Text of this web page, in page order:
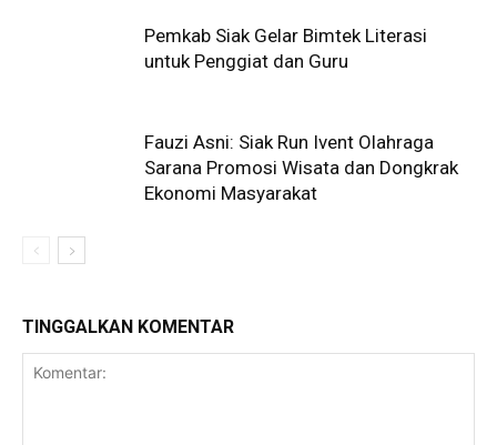
Pemkab Siak Gelar Bimtek Literasi
untuk Penggiat dan Guru
Fauzi Asni: Siak Run Ivent Olahraga
Sarana Promosi Wisata dan Dongkrak
Ekonomi Masyarakat
TINGGALKAN KOMENTAR